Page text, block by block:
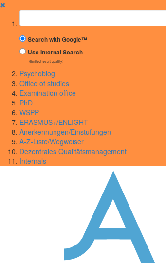
✖
Suchbegriff
Search with Google™
Use Internal Search
(limited result quality)
Psychoblog
Office of studies
Examination office
PhD
WSPP
ERASMUS+/ENLIGHT
Anerkennungen/Einstufungen
A-Z-Liste/Wegweiser
Dezentrales Qualitätsmanagement
Internals